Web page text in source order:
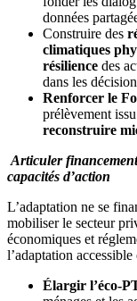
données
Construire des
climatiques
résilience des
dans les
Renforcer le
prélèvement
reconstruire
Articuler
capacités d’action
L’adaptation ne se
mobiliser le secteur
économiques et
l’adaptation
Élargir l’éco-